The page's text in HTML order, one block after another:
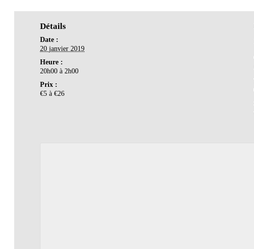
Détails
Date :
20 janvier 2019
Heure :
20h00 à 2h00
Prix :
€5 à €26